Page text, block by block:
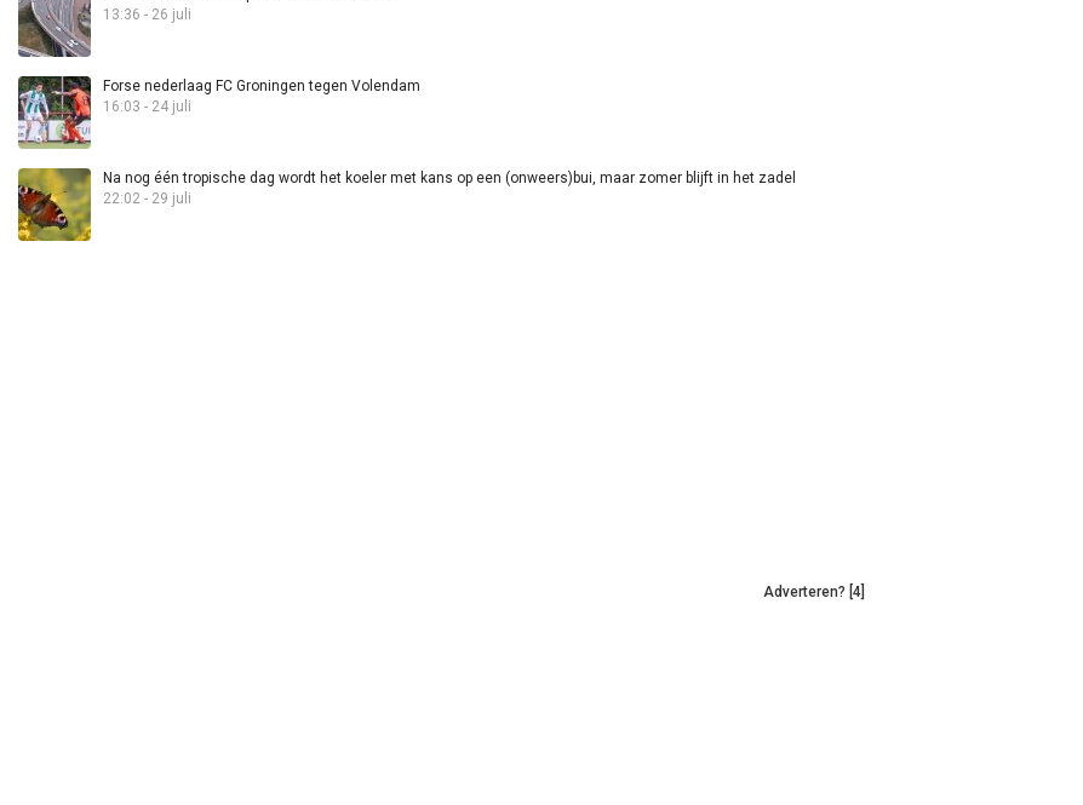
13:36 - 26 juli
Forse nederlaag FC Groningen tegen Volendam
16:03 - 24 juli
Na nog één tropische dag wordt het koeler met kans op een (onweers)bui, maar zomer blijft in het zadel
22:02 - 29 juli
Adverteren? [4]